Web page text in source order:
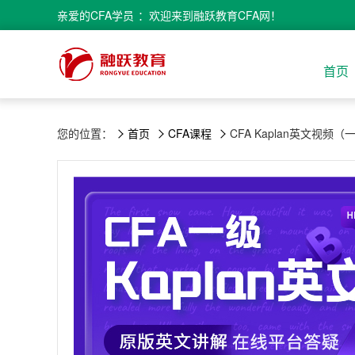
亲爱的CFA学员 ：欢迎来到融跃教育CFA网！
首页
您的位置： 首页 CFA课程 CFA Kaplan英文视频（